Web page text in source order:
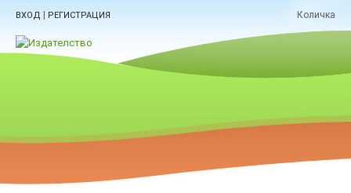
ВХОД | РЕГИСТРАЦИЯ Количка